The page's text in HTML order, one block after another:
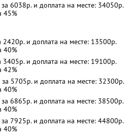
6038р. и доплата на месте: 34050р.
45%
и доплата на месте: 13500р.
40%
и доплата на месте: 19100р.
42%
5705р. и доплата на месте: 32300р.
40%
6865р. и доплата на месте: 38500р.
40%
7925р. и доплата на месте: 44800р.
40%